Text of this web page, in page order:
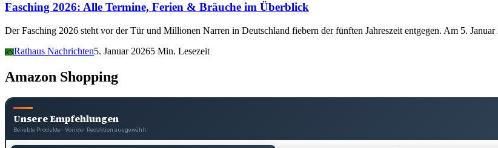
Fasching 2026: Alle Termine, Ferien & Bräuche im Überblick
Der Fasching 2026 steht vor der Tür und Millionen Narren in Deutschland fiebern der fünften Jahreszeit entgegen. Am 5.
RNRathaus Nachrichten5. Januar 20265 Min. Lesezeit
Amazon Shopping
Unsere Empfehlungen
Beliebte Produkte · Von der Redaktion ausgewählt